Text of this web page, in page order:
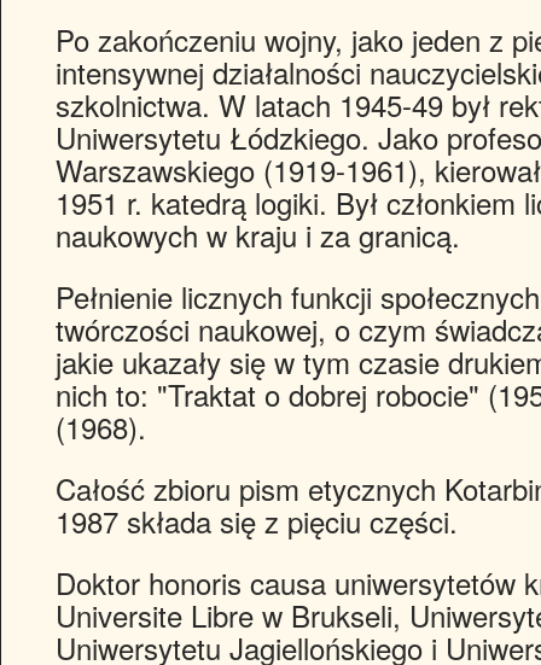
Po zakończeniu wojny, jako jeden z
intensywnej działalności
szkolnictwa. W latach 1945-49 był
Uniwersytetu Łódzkiego. Jako
Warszawskiego (1919-1961),
1951 r. katedrą logiki. Był członkiem
naukowych w kraju i za granicą.
Pełnienie licznych funkcji
twórczości naukowej, o czym
jakie ukazały się w tym czasie
nich to: Traktat o dobrej robocie
(1968).
Całość zbioru pism etycznych
1987 składa się z pięciu części.
Doktor honoris causa uniwersytetów
Universite Libre w Brukseli,
Uniwersytetu Jagiellońskiego i